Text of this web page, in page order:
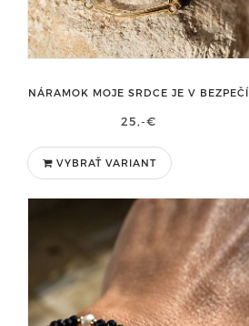
NÁRAMOK MOJE SRDCE JE V BEZPEČÍ
25,-€
VYBRAŤ VARIANT